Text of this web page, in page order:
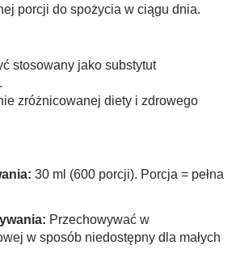
porcji do spożycia w ciągu dnia.
stosowany jako substytut
zróżnicowanej diety i zdrowego
30 ml (600 porcji). Porcja = pełna
Przechowywać w
w sposób niedostępny dla małych